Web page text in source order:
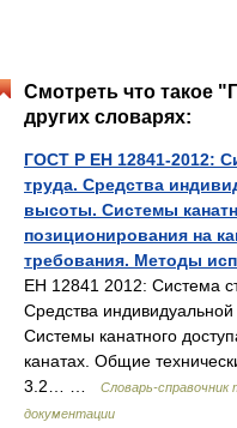
Смотреть что такое
других словарях:
ГОСТ Р ЕН 12841-2012:
труда. Средства
высоты. Системы
позиционирования на
требования. Методы
ЕН 12841 2012: Система
Средства
Системы канатного
канатах. Общие
3.2… …
Словарь-
документации